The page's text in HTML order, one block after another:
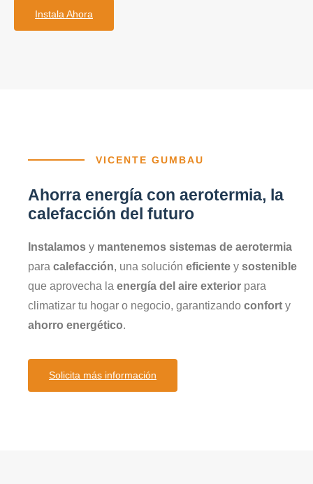
Instala Ahora
VICENTE GUMBAU
Ahorra energía con aerotermia, la
calefacción del futuro
Instalamos y mantenemos sistemas de aerotermia
para calefacción, una solución eficiente y sostenible
que aprovecha la energía del aire exterior para
climatizar tu hogar o negocio, garantizando confort y
ahorro energético.
Solicita más información